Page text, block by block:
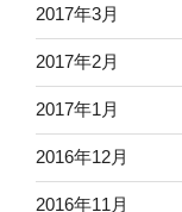
2017年3月
2017年2月
2017年1月
2016年12月
2016年11月